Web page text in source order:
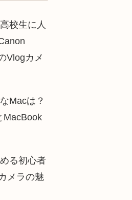
校生に人
Vlogカメ
Macは？
MacBook
る初心者
メラの魅